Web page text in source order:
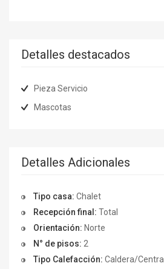
Detalles destacados
Pieza Servicio
Mascotas
Detalles Adicionales
Tipo casa: Chalet
Recepción final: Total
Orientación: Norte
N° de pisos: 2
Tipo Calefacción: Caldera/Central